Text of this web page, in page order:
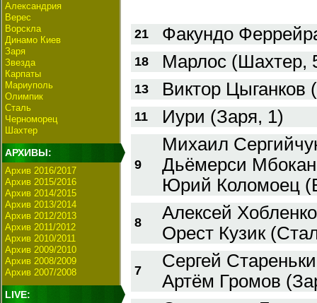
Александрия
Верес
Ворскла
Динамо Киев
Заря
Звезда
Карпаты
Мариуполь
Олимпик
Сталь
Черноморец
Шахтер
АРХИВЫ:
Архив 2016/2017
Архив 2015/2016
Архив 2014/2015
Архив 2013/2014
Архив 2012/2013
Архив 2011/2012
Архив 2010/2011
Архив 2009/2010
Архив 2008/2009
Архив 2007/2008
LIVE:
21 Факундо
18 Марлос (Шахтер,
13 Виктор Цыганков
11 Иури (Заря, 1)
9
Михаил
Дьёмерси
Юрий Коломоец
8
Алексей
Орест Кузик
7
Сергей
Артём Громов